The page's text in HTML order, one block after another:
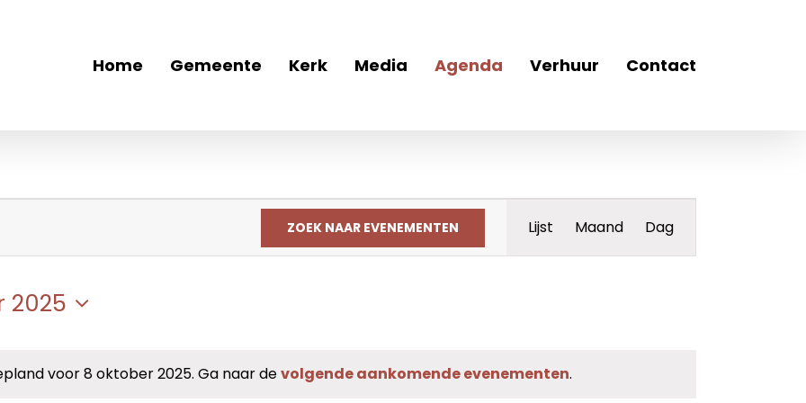
Home Gemeente Kerk Media Agenda Verhuur Contact
Bericht
voor 8 oktober 2025. Ga naar devolgende aankomende evenementen.
ZOEK NAAR EVENEMENTEN
weergaven
navigatie
Lijst Maand Dag
2025